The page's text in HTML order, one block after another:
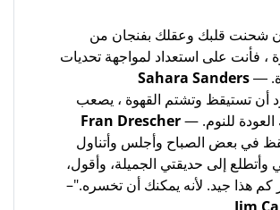
شحنت قلبك وعقلك بفنجان من
، فأنت على استعداد لمواجهة تحديات
―
Sahara Sanders
أن تستيقظ وتشتم القهوة ، يصعب
العودة للنوم. —Fran Drescher
في بعض الصباح وأجلس وأتناول
وأتطلع إلى حديقتي الجميلة، وأقول،
كم هذا جيد. لأنه يمكنك أن تخسره."–